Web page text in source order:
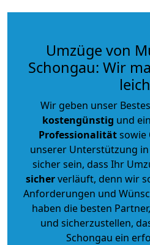
Umzüge von
Schongau: Wir
Wir geben unser
kostengünstig und
Professionalitätsowie
unserer Unterstützung
sicher sein, dass Ihr
sicherverläuft, denn wir
Anforderungen und
haben die besten
und sicherzustellen,
Schongau ein